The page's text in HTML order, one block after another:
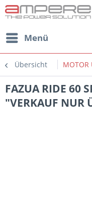
Menü
Übersicht MOTOR
FAZUA RIDE 60
"VERKAUF NUR